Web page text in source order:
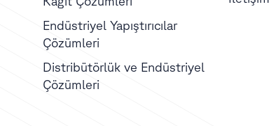
Endüstriyel Yapıştırıcılar
Çözümleri
Distribütörlük ve Endüstriyel
Çözümleri